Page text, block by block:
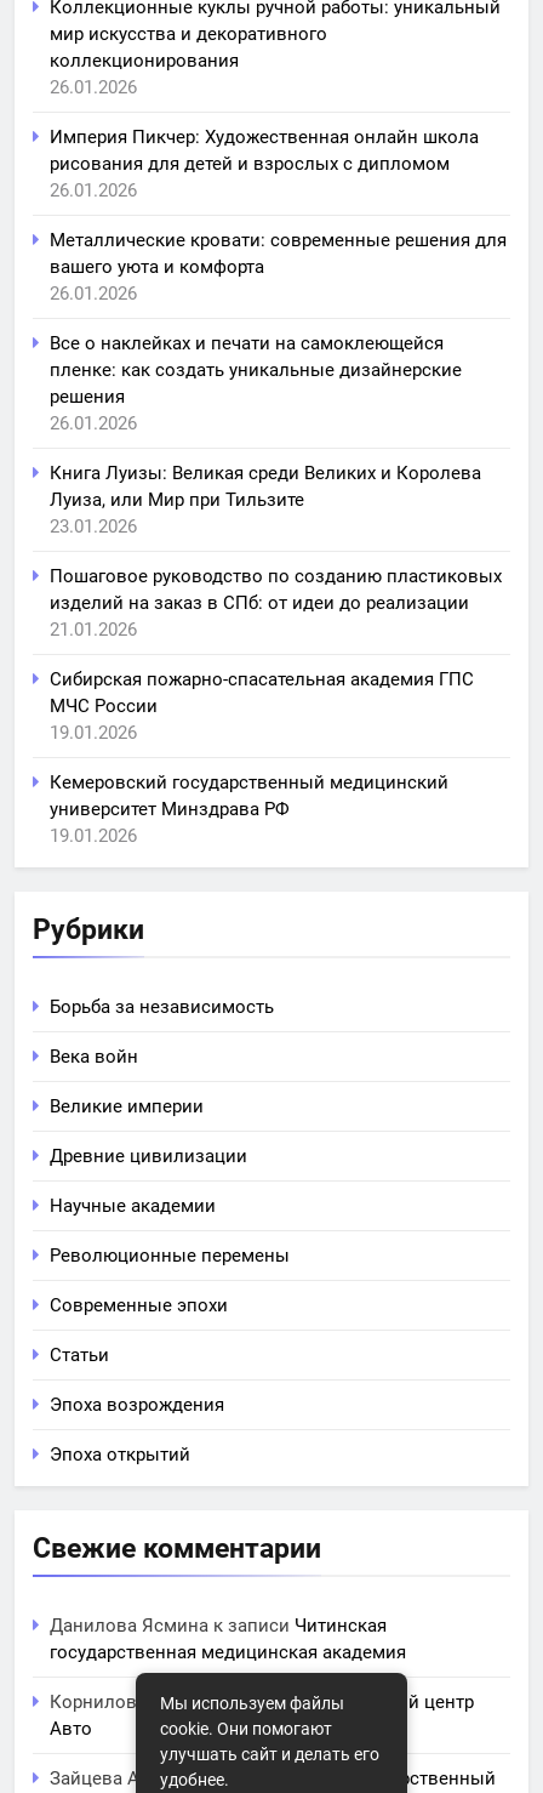
Коллекционные куклы ручной работы: уникальный
мир искусства и декоративного
коллекционирования
26.01.2026
Империя Пикчер: Художественная онлайн школа
рисования для детей и взрослых с дипломом
26.01.2026
Металлические кровати: современные решения для
вашего уюта и комфорта
26.01.2026
Все о наклейках и печати на самоклеющейся
пленке: как создать уникальные дизайнерские
решения
26.01.2026
Книга Луизы: Великая среди Великих и Королева
Луиза, или Мир при Тильзите
23.01.2026
Пошаговое руководство по созданию пластиковых
изделий на заказ в СПб: от идеи до реализации
21.01.2026
Сибирская пожарно-спасательная академия ГПС
МЧС России
19.01.2026
Кемеровский государственный медицинский
университет Минздрава РФ
19.01.2026
Рубрики
Борьба за независимость
Века войн
Великие империи
Древние цивилизации
Научные академии
Революционные перемены
Современные эпохи
Статьи
Эпоха возрождения
Эпоха открытий
Свежие комментарии
Данилова Ясмина к записи Читинская
государственная медицинская академия
Корнилова Анитак записиЧПОУ Учебный центр
Авто
Зайцева Аринак записи Курский государственный
Мы используем файлы
cookie. Они помогают
улучшать сайт и делать его
удобнее.